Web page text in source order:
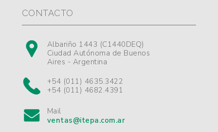
CONTACTO
Albariño 1443 (C1440DEQ)
Ciudad Autónoma de Buenos
Aires - Argentina
+54 (011) 4635.3422
+54 (011) 4682.4391
Mail
ventas@itepa.com.ar